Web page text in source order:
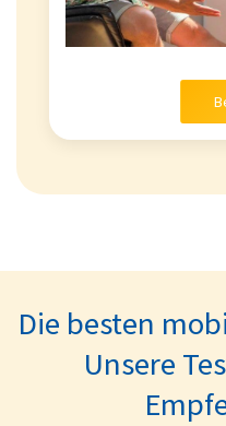
Die besten
Unsere